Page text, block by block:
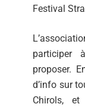
Festival
participer
proposer.
d’info sur
Chirols,